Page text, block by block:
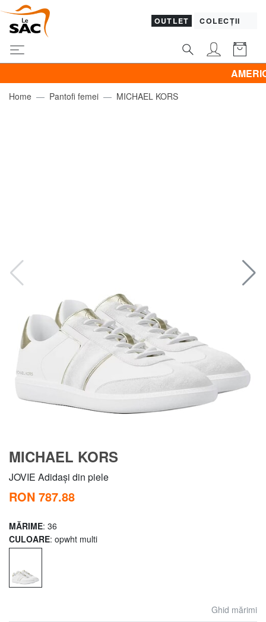
OUTLET COLECȚII
AMERICAN
Home Pantofi femei MICHAEL KORS
MICHAEL KORS
JOVIE Adidași din piele
RON 787.88
MĂRIME: 36
CULOARE: opwht multi
Ghid mărimi